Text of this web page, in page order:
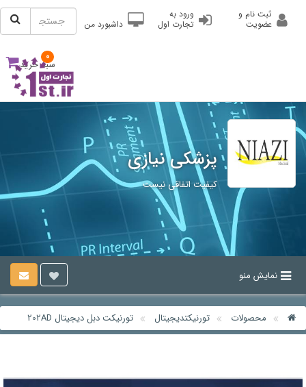
ثبت نام و
عضویت
ورود به
تجارت اول داشبورد من
0
سبد خرید
پزشکی نیازی
کیفیت اتفاقی نیست
نمایش منو
محصولات تورنیکتدیجیتال تورنیکت دبل دیجیتال 202AD